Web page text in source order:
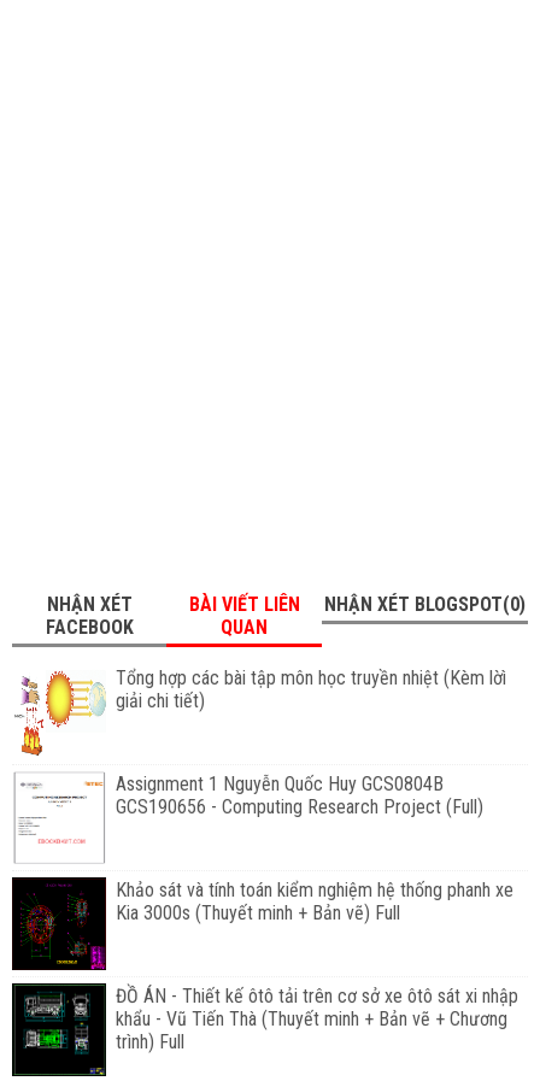
NHẬN XÉT
FACEBOOK
BÀI VIẾT LIÊN
QUAN
NHẬN XÉT BLOGSPOT(0)
Tổng hợp các bài tập môn học truyền nhiệt (Kèm lờì
giải chi tiết)
Assignment 1 Nguyễn Quốc Huy GCS0804B
GCS190656 - Computing Research Project (Full)
Khảo sát và tính toán kiểm nghiệm hệ thống phanh xe
Kia 3000s (Thuyết minh + Bản vẽ) Full
ĐỒ ÁN - Thiết kế ôtô tải trên cơ sở xe ôtô sát xi nhập
khẩu - Vũ Tiến Thà (Thuyết minh + Bản vẽ + Chương
trình) Full